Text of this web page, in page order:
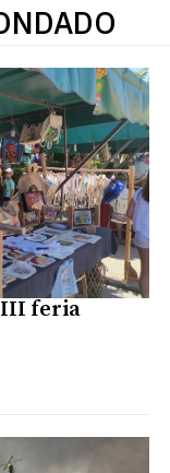
feria